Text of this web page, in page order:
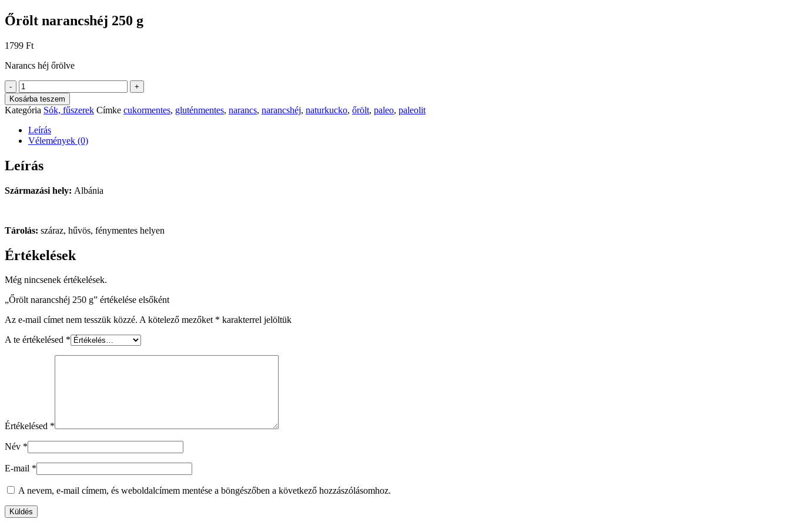
Őrölt narancshéj 250 g
1799 Ft
Narancs héj őrölve
-
Őrölt
narancshéj
250
g
mennyiség
+
Kosárba teszem
Kategória Sók, fűszerek Címke cukormentes, gluténmentes, narancs, narancshéj, naturkucko, őrölt, paleo, paleolit
Leírás
Vélemények (0)
Leírás
Származási hely: Albánia
Tárolás: száraz, hűvös, fénymentes helyen
Értékelések
Még nincsenek értékelések.
„Őrölt narancshéj 250 g” értékelése elsőként
Az e-mail címet nem tesszük közzé. A kötelező mezőket * karakterrel jelöltük
A te értékelésed *
Értékelésed *
Név *
E-mail *
A nevem, e-mail címem, és weboldalcímem mentése a böngészőben a következő hozzászólásomhoz.